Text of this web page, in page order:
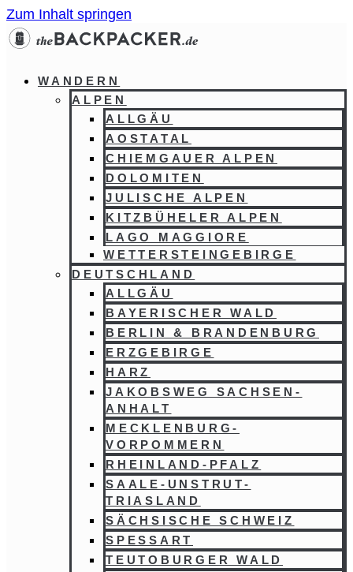
Zum Inhalt springen
WANDERN
ALPEN
ALLGÄU
AOSTATAL
CHIEMGAUER ALPEN
DOLOMITEN
JULISCHE ALPEN
KITZBÜHELER ALPEN
LAGO MAGGIORE
WETTERSTEINGEBIRGE
DEUTSCHLAND
ALLGÄU
BAYERISCHER WALD
BERLIN & BRANDENBURG
ERZGEBIRGE
HARZ
JAKOBSWEG SACHSEN-
ANHALT
MECKLENBURG-
VORPOMMERN
RHEINLAND-PFALZ
SAALE-UNSTRUT-
TRIASLAND
SÄCHSISCHE SCHWEIZ
SPESSART
TEUTOBURGER WALD